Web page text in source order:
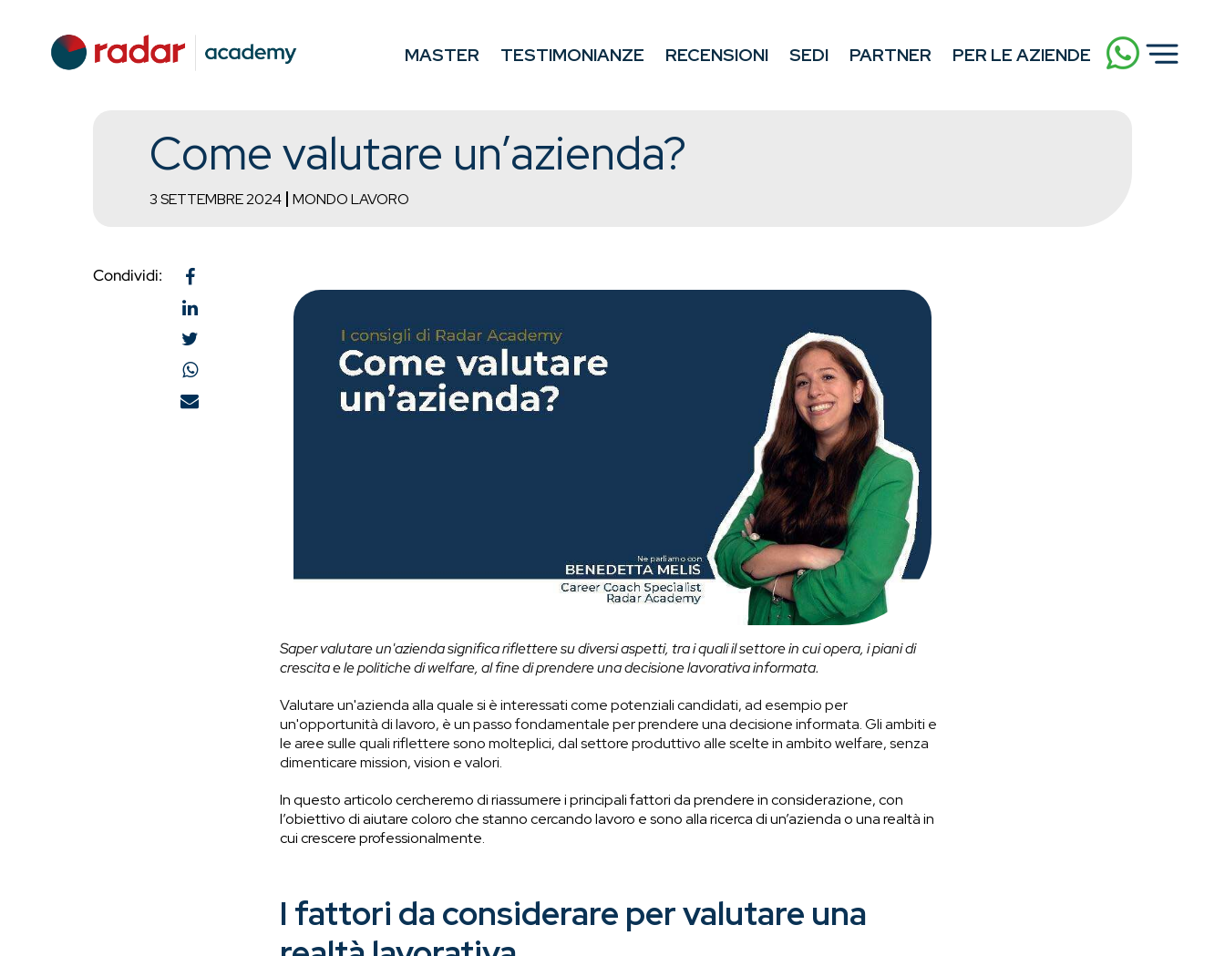
MASTER TESTIMONIANZE RECENSIONI SEDI PARTNER PER LE AZIENDE
Come valutare un’azienda?
3 SETTEMBRE 2024 MONDO LAVORO
Saper valutare un'azienda significa riflettere su diversi aspetti, tra i quali il settore in cui opera, i piani di
crescita e le politiche di welfare, al fine di prendere una decisione lavorativa informata.
Valutare un'azienda alla quale si è interessati come potenziali candidati, ad esempio per
un'opportunità di lavoro, è un passo fondamentale per prendere una decisione informata. Gli ambiti e
le aree sulle quali riflettere sono molteplici, dal settore produttivo alle scelte in ambito welfare, senza
dimenticare mission, vision e valori.
In questo articolo cercheremo di riassumere i principali fattori da prendere in considerazione, con
l’obiettivo di aiutare coloro che stanno cercando lavoro e sono alla ricerca di un’azienda o una realtà in
cui crescere professionalmente.
I fattori da considerare per valutare una
Condividi: